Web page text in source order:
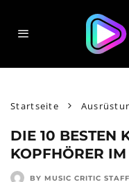
Startseite
DIE 10 BESTEN
KOPFHÖRER
BY MUSIC CRITIC STAFF